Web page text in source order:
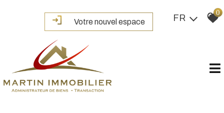
Votre nouvel espace FR
0